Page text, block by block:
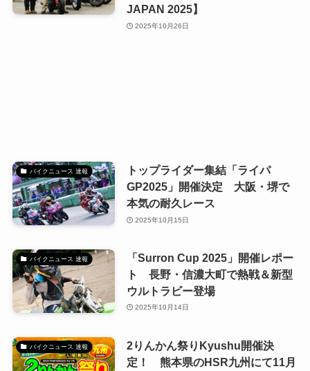
JAPAN 2025】
2025年10月26日
バイクニュース 速報
トップライダー集結「ライパ
GP2025」開催決定 大阪・堺で
本気の耐久レース
2025年10月15日
バイクニュース 速報
「Surron Cup 2025」開催レポー
ト 長野・信濃大町で熱戦＆新型
ウルトラビー登場
2025年10月14日
バイクニュース 速報
2りんかん祭りKyushu開催決
定！ 熊本県のHSR九州にて11月